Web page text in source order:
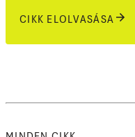
CIKK ELOLVASÁSA